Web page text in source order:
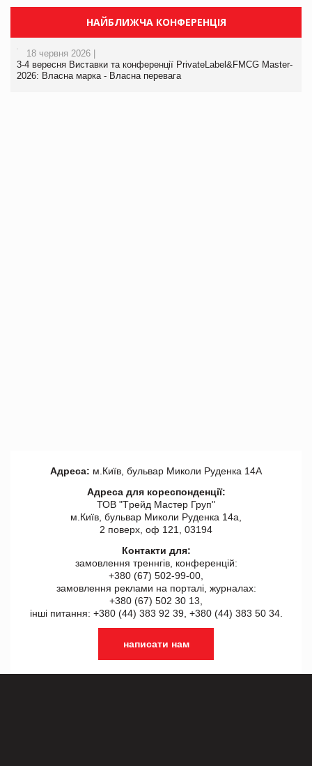
НАЙБЛИЖЧА КОНФЕРЕНЦІЯ
18 червня 2026 |
3-4 вересня Виставки та конференції PrivateLabel&FMCG Master-
2026: Власна марка - Власна перевага
Адреса: м.Київ, бульвар Миколи Руденка 14А
Адреса для кореспонденції:
ТОВ "Tрейд Мастер Груп"
м.Київ, бульвар Миколи Руденка 14а,
2 поверх, оф 121, 03194
Контакти для:
замовлення треннгів, конференцій:
+380 (67) 502-99-00,
замовлення реклами на порталі, журналах:
+380 (67) 502 30 13,
інші питання: +380 (44) 383 92 39, +380 (44) 383 50 34.
написати нам